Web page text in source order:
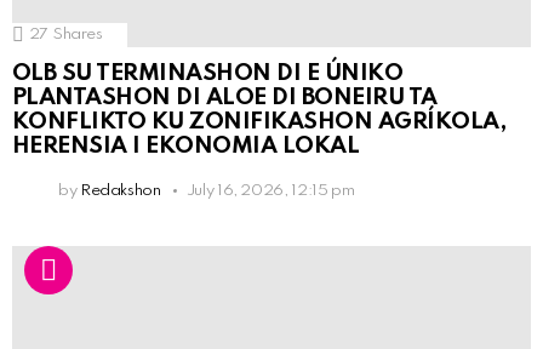
27 Shares
OLB SU TERMINASHON DI E ÚNIKO
PLANTASHON DI ALOE DI BONEIRU TA
KONFLIKTO KU ZONIFIKASHON AGRÍKOLA,
HERENSIA I EKONOMIA LOKAL
by Redakshon July 16, 2026, 12:15 pm